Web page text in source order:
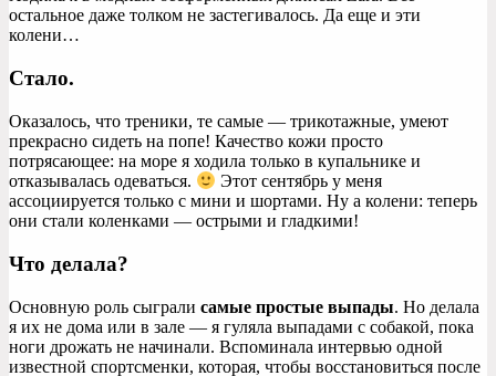
остальное даже толком не застегивалось. Да еще и эти
колени…
Стало.
Оказалось, что треники, те самые — трикотажные, умеют
прекрасно сидеть на попе! Качество кожи просто
потрясающее: на море я ходила только в купальнике и
отказывалась одеваться.
Этот сентябрь у меня
ассоциируется только с мини и шортами. Ну а колени: теперь
они стали коленками — острыми и гладкими!
Что делала?
Основную роль сыграли самые простые выпады. Но делала
я их не дома или в зале — я гуляла выпадами с собакой, пока
ноги дрожать не начинали. Вспоминала интервью одной
известной спортсменки, которая, чтобы восстановиться после